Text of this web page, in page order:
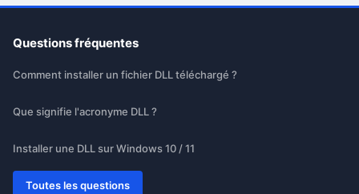
Questions fréquentes
Comment installer un fichier DLL téléchargé ?
Que signifie l'acronyme DLL ?
Installer une DLL sur Windows 10 / 11
Toutes les questions